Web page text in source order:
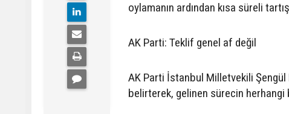
oylamanın ardından kısa süreli
AK Parti: Teklif genel af değil
AK Parti İstanbul Milletvekili Şengül
belirterek, gelinen sürecin herhangi